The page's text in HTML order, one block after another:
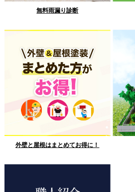
無料雨漏り診断
外壁と屋根はまとめてお得に！